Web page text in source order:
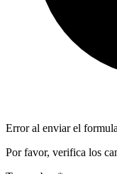
Error al enviar el
Por favor, verifica los